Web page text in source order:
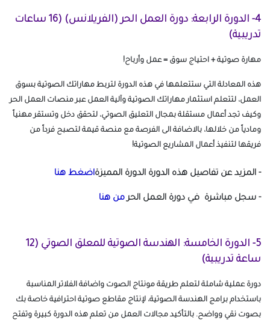
4- الدورة الرابعة: دورة العمل الحر (الفريلانس) (16 ساعات
تدريبية)
مهارة صوتية + احتياج سوق = عمل وأرباح!
هذه المعادلة التي ستتعلمها في هذه الدورة لتربط مهاراتك الصوتية بسوق
العمل، لتتعلم استثمار مهاراتك الصوتية وآلية العمل عبر منصات العمل الحر
وكيف تجد أعمال مستقلة بمجال التعليق الصوتي، لتحقق دخل وتستقر مهنياً
ومادياً من خلالها، بالاضافة الى الفرصة مع منصة قيمة لتصبح فرداً من
فريقها لتنفيذ أعمال المشاريع الصوتية!
- المزيد عن تفاصيل هذه الدورة الدورة المميزةاضغط هنا
- سجل مباشرة في دورة العمل الحرمن هنا
5- الدورة الخامسة: الهندسة الصوتية للمعلق الصوتي (12
ساعة تدريبية)
دورة عملية شاملة لتعلم طريقة مونتاج الصوت واضافة الفلاتر المناسبة
باستخدام برامج الهندسة الصوتية، لإنتاج مقاطع صوتية احترافية خاصة بك
بصوت نقي وواضح. بالتأكيد مجالات العمل من تعلم هذه الدورة كبيرة وتفتح